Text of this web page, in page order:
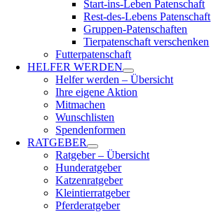
Start-ins-Leben Patenschaft
Rest-des-Lebens Patenschaft
Gruppen-Patenschaften
Tierpatenschaft verschenken
Futterpatenschaft
HELFER WERDEN
Helfer werden – Übersicht
Ihre eigene Aktion
Mitmachen
Wunschlisten
Spendenformen
RATGEBER
Ratgeber – Übersicht
Hunderatgeber
Katzenratgeber
Kleintierratgeber
Pferderatgeber